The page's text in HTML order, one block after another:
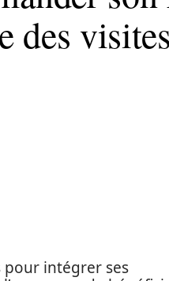
des
pour intégrer ses